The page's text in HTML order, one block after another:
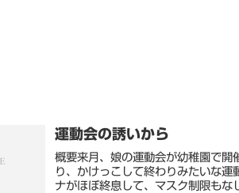
運動会の誘いから
概要来月、娘の運動会が幼稚園で開
り、かけっこして終わりみたいな
ナがほぼ終息して、マスク制限もな